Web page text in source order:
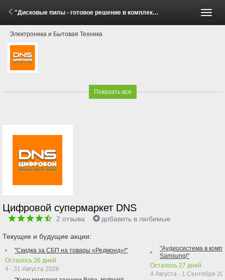
"Дисковые пилы - готовое решение в комплекте" (25 Апреля - 23 Июня 2026)
Электроника и Бытовая Техника
Показать все
Цифровой супермаркет DNS
2 отзыва добавить в любимые
Текущие и будущие акции:
"Скидка за СБП на товары «Редмонд»!"
Осталось 26 дней
4 - 31 Августа 2026
"Аудиосистема в
Samsung!"
Осталось 27 дней
4 Августа - 1 Сентября